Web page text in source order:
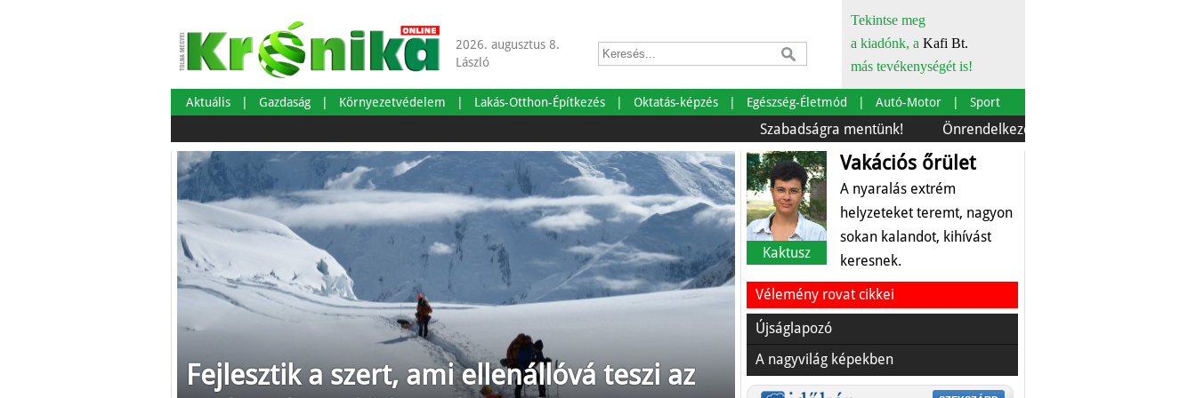
2026. augusztus 8.
László
Tekintse meg
a kiadónk, a Kafi Bt.
más tevékenységét is!
Aktuális Gazdaság Környezetvédelem Lakás-Otthon-Építkezés Oktatás-képzés Egészség-Életmód Autó-Motor Sport
Szabadságra mentünk! Önrendelkezés és szürkebarát
Fejlesztik a szert, ami ellenállóvá teszi az
Kaktusz
Vakációs őrület
A nyaralás extrém
helyzeteket teremt, nagyon
sokan kalandot, kihívást
keresnek.
Vélemény rovat cikkei
Újságlapozó
A nagyvilág képekben